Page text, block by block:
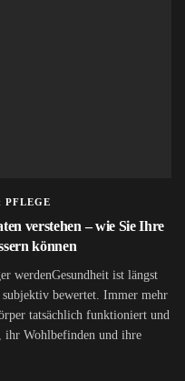
PFLEGE
verstehen – wie Sie Ihre
können
werdenGesundheit ist längst
bewertet. Immer mehr
tatsächlich funktioniert und
ihr Wohlbefinden und ihre